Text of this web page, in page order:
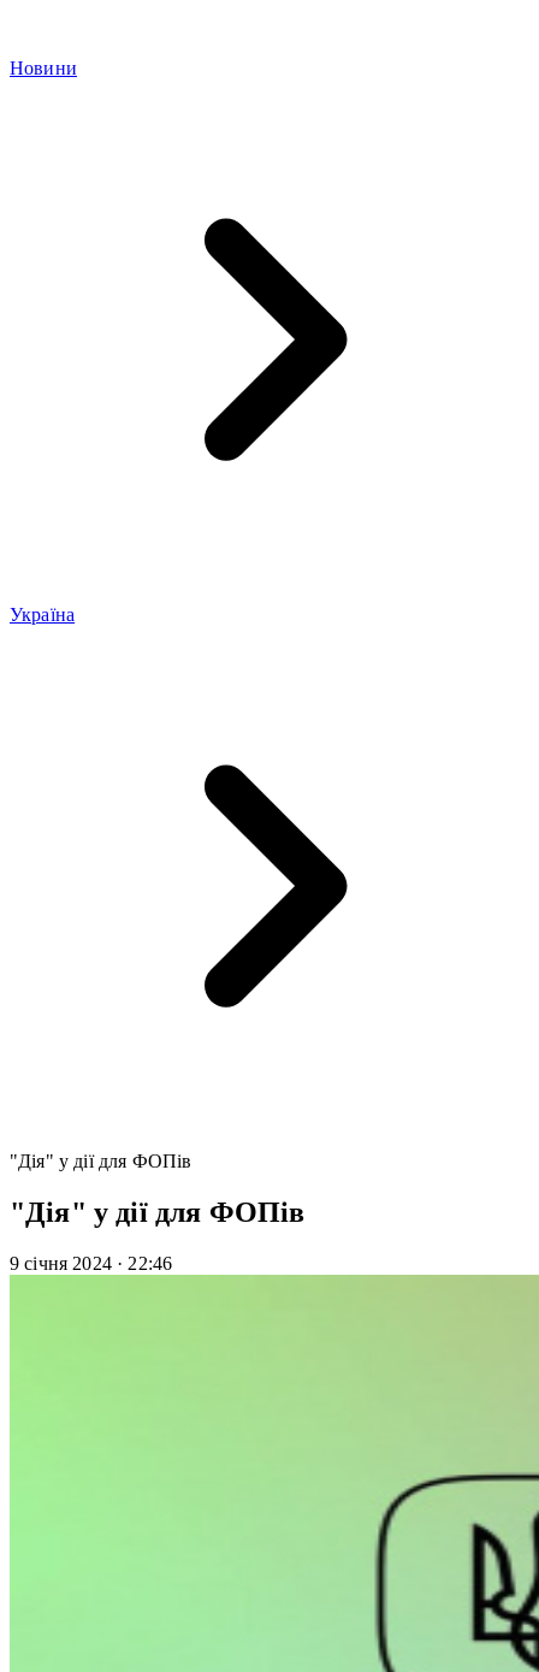
Новини
Україна
"Дія" у дії для ФОПів
"Дія" у дії для ФОПів
9 січня 2024 · 22:46